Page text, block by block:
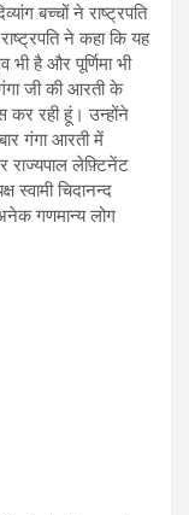
बच्चों ने राष्ट्रपति
ने कहा कि यह
है और पूर्णिमा भी
जी की आरती के
रही हूं। उन्होंने
गंगा आरती में
राज्यपाल लेफ़्टिनेंट
स्वामी चिदानन्द
गणमान्य लोग